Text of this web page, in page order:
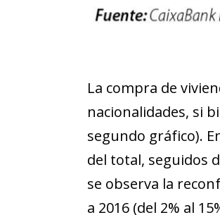
La compra de
nacionalidades, si
segundo gráfico).
del total, seguidos
se observa la
a 2016 (del 2% al